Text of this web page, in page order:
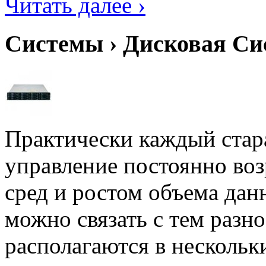
Системы › Дисковая
Практически каждый
управление постоянно
сред и ростом объема
можно связать с тем
располагаются в